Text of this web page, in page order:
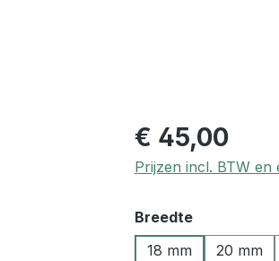
€ 45,00
Prijzen incl. BTW
Selecteer
Breedte
18 mm
20 mm